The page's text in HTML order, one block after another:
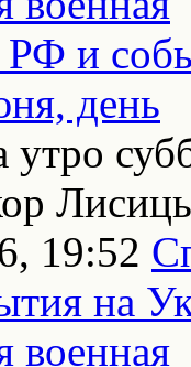
утро
19:52
на